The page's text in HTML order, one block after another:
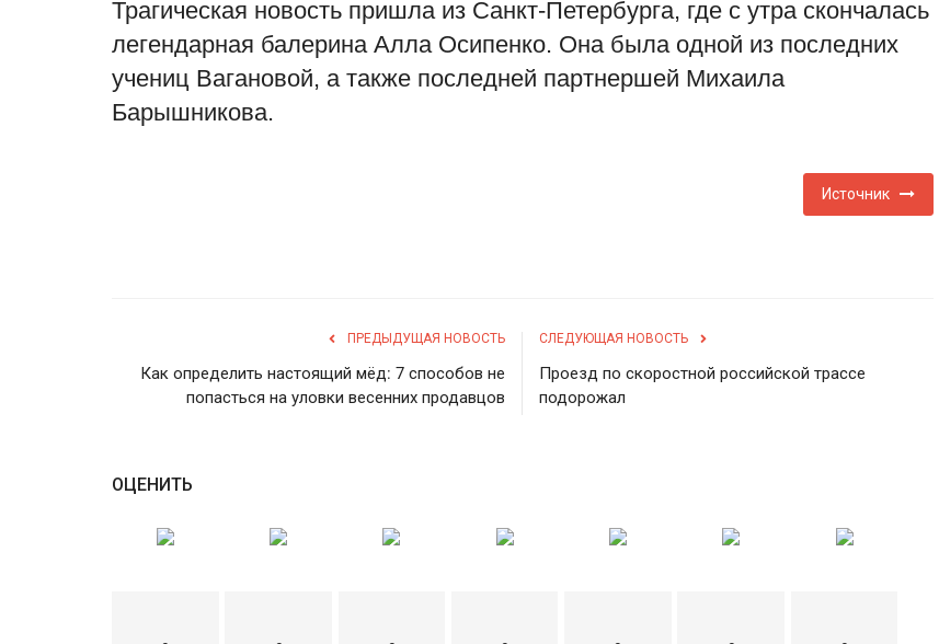
Трагическая новость пришла из Санкт-Петербурга, где с утра скончалась
легендарная балерина Алла Осипенко. Она была одной из последних
учениц Вагановой, а также последней партнершей Михаила
Барышникова.
Источник
ПРЕДЫДУЩАЯ НОВОСТЬ
Как определить настоящий мёд: 7 способов не
попасться на уловки весенних продавцов
СЛЕДУЮЩАЯ НОВОСТЬ
Проезд по скоростной российской трассе
подорожал
ОЦЕНИТЬ